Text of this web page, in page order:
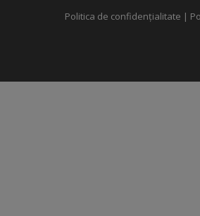
Politica de confidențialitate |